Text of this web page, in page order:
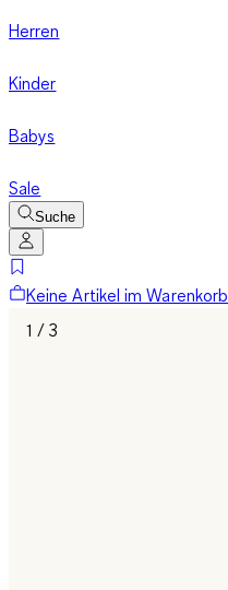
Herren
Kinder
Babys
Sale
Suche
Keine Artikel im Warenkorb
1 / 3